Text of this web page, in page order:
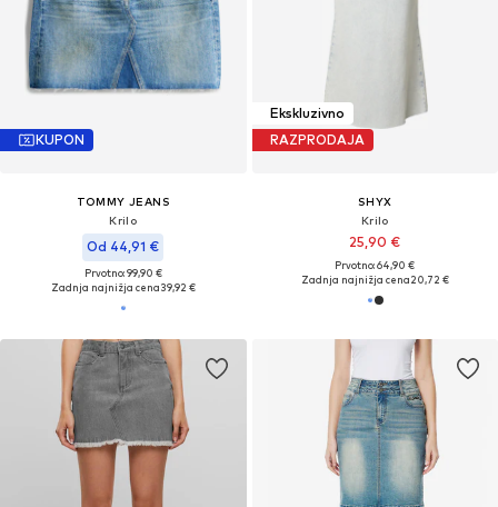
KUPON
TOMMY JEANS
Krilo
Od 44,91 €
Prvotno: 99,90 €
Zadnja najnižja cena39,92 €
Ekskluzivno
RAZPRODAJA
SHYX
Krilo
25,90 €
Prvotno: 64,90 €
Zadnja najnižja cena20,72 €